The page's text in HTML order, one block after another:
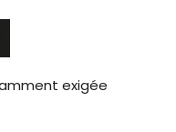
exigée